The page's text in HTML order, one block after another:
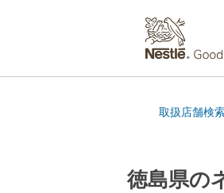
取扱店舗検
徳島県の